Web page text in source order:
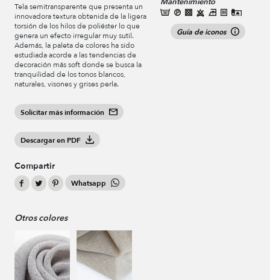
Tela semitransparente que presenta un
innovadora textura obtenida de la ligera
torsión de los hilos de poliéster lo que
genera un efecto irregular muy sutil.
Además, la paleta de colores ha sido
estudiada acorde a las tendencias de
decoración más soft donde se busca la
tranquilidad de los tonos blancos,
naturales, visones y grises perla.
Solicitar más información
Descargar en PDF
Compartir
Whatsapp
Guía de iconos
Otros colores